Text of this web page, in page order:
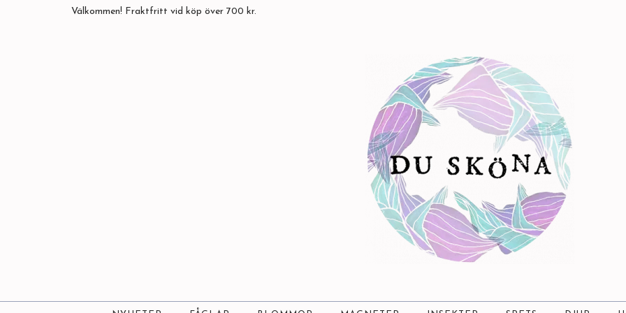
Välkommen! Fraktfritt vid köp över 700 kr.